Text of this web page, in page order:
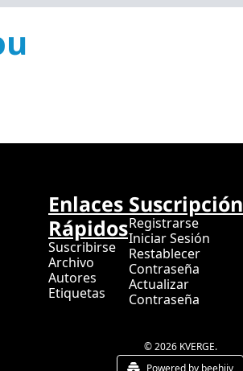
Enlaces
Rápidos
Suscribirse
Archivo
Autores
Etiquetas
Suscripción
Registrarse
Iniciar Sesión
Restablecer
Contraseña
Actualizar
Contraseña
© 2026 KVERGE.
Powered by beehiiv